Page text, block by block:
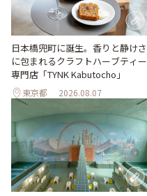
日本橋兜町に誕生。香りと静けさ
に包まれるクラフトハーブティー
専門店「TYNK Kabutocho」
東京都 2026.08.07